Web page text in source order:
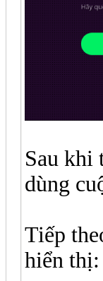
Sau khi
dùng
Tiếp
hiển thị: